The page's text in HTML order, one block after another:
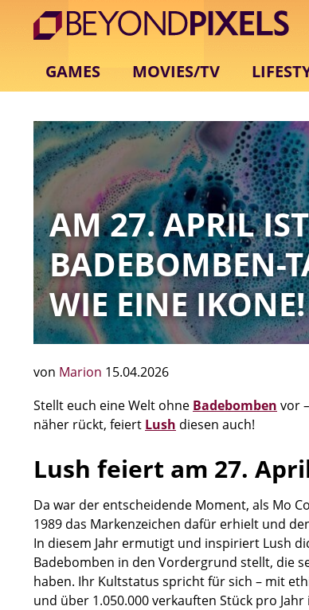
GAMES MOVIES/TV
AM 27. APRIL
BADEBOMBEN-
WIE EINE IKONE!
von Marion 15.04.2026
Stellt euch eine Welt ohne Badebomben vor
näher rückt, feiert Lush diesen auch!
Lush feiert am 27.
Da war der entscheidende Moment, als Mo
1989 das Markenzeichen dafür erhielt und
In diesem Jahr ermutigt und inspiriert Lush
Badebomben in den Vordergrund stellt, die
haben. Ihr Kultstatus spricht für sich – mit
und über 1.050.000 verkauften Stück pro